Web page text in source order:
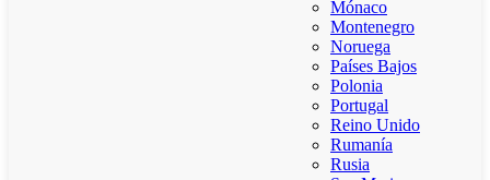
Mónaco
Montenegro
Noruega
Países Bajos
Polonia
Portugal
Reino Unido
Rumanía
Rusia